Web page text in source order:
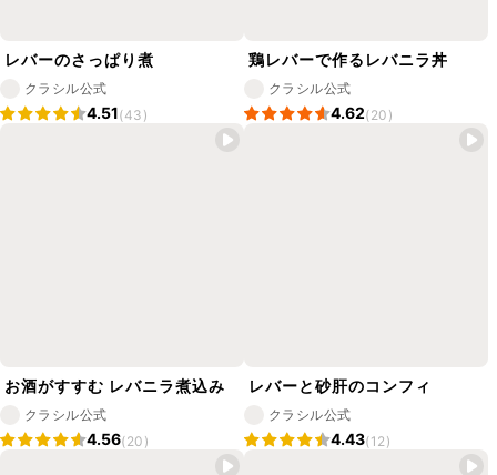
レバーのさっぱり煮
クラシル公式
4.51(43)
鶏レバーで作るレバニラ丼
クラシル公式
4.62(20)
お酒がすすむ レバニラ煮込み
クラシル公式
4.56(20)
レバーと砂肝のコンフィ
クラシル公式
4.43(12)